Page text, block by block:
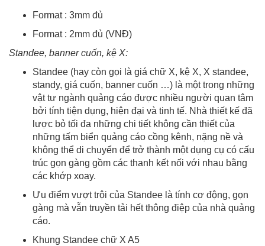
Format : 3mm đủ
Format : 2mm đủ (VNĐ)
Standee, banner cuốn, kệ X:
Standee (hay còn gọi là giá chữ X, kệ X, X standee,
standy, giá cuốn, banner cuốn …) là một trong những
vật tư ngành quảng cáo được nhiều người quan tâm
bởi tính tiện dụng, hiện đại và tinh tế. Nhà thiết kế đã
lược bỏ tối đa những chi tiết không cần thiết của
những tấm biển quảng cáo cồng kênh, nặng nề và
không thể di chuyển để trở thành một dụng cụ có cấu
trúc gọn gàng gồm các thanh kết nối với nhau bằng
các khớp xoay.
Ưu điểm vượt trội của Standee là tính cơ động, gọn
gàng mà vẫn truyền tải hết thông điệp của nhà quảng
cáo.
Khung Standee chữ X A5